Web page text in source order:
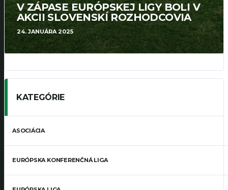
V ZÁPASE EURÓPSKEJ LIGY BOLI V
AKCII SLOVENSKÍ ROZHODCOVIA
24. JANUÁRA 2025
KATEGÓRIE
ASOCIÁCIA
EURÓPSKA KONFERENČNÁ LIGA